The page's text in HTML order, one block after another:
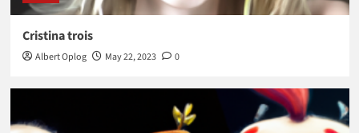
Cristina trois
Albert Oplog May 22, 2023 0